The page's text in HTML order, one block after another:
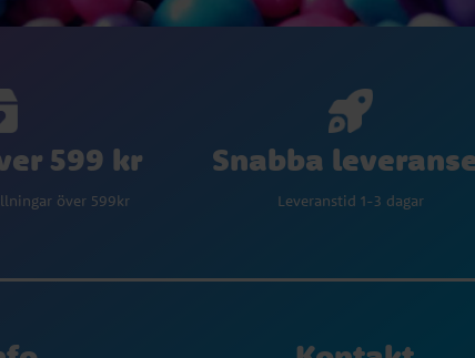
599 kr
över 599kr
Snabba
Leveranstid 1-3 dagar